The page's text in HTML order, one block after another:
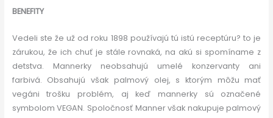
BENEFITY
Vedeli ste že už od roku 1898 používajú tú istú receptúru? to je
zárukou, že ich chuť je stále rovnaká, na akú si spomíname z
detstva. Mannerky neobsahujú umelé konzervanty ani
farbivá. Obsahujú však palmový olej, s ktorým môžu mať
vegáni trošku problém, aj keď mannerky sú označené
symbolom VEGAN. Spoločnosť Manner však nakupuje palmový